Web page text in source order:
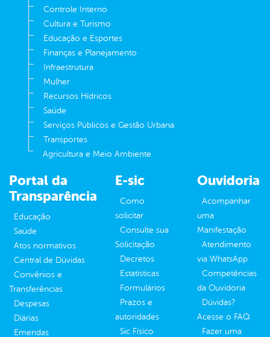
Controle Interno
Cultura e Turismo
Educação e Esportes
Finanças e Planejamento
Infraestrutura
Mulher
Recursos Hídricos
Saúde
Serviços Públicos e Gestão Urbana
Transportes
Agricultura e Meio Ambiente
Portal da
Transparência
Educação
Saúde
Atos normativos
Central de Dúvidas
Convênios e
Transferências
Despesas
Diárias
Emendas
E-sic
Como
solicitar
Consulte sua
Solicitação
Decretos
Estatísticas
Formulários
Prazos e
autoridades
Sic Físico
Ouvidoria
Acompanhar
uma
Manifestação
Atendimento
via WhatsApp
Competências
da Ouvidoria
Dúvidas?
Acesse o FAQ
Fazer uma